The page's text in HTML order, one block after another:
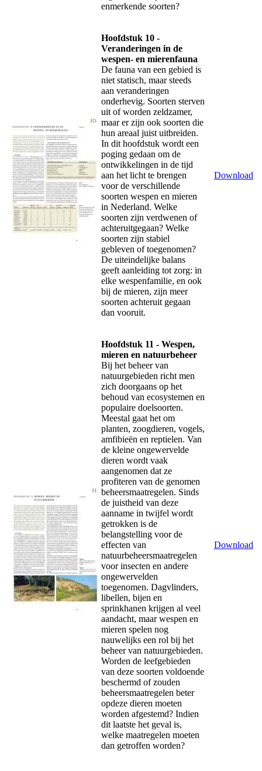
enmerkende soorten?
Hoofdstuk 10 -
Veranderingen in de
wespen- en mierenfauna
De fauna van een gebied is
niet statisch, maar steeds
aan veranderingen
onderhevig. Soorten sterven
uit of worden zeldzamer,
maar er zijn ook soorten die
hun areaal juist uitbreiden.
In dit hoofdstuk wordt een
poging gedaan om de
ontwikkelingen in de tijd
aan het licht te brengen
voor de verschillende
soorten wespen en mieren
in Nederland. Welke
soorten zijn verdwenen of
achteruitgegaan? Welke
soorten zijn stabiel
gebleven of toegenomen?
De uiteindelijke balans
geeft aanleiding tot zorg: in
elke wespenfamilie, en ook
bij de mieren, zijn meer
soorten achteruit gegaan
dan vooruit.
Download
Hoofdstuk 11 - Wespen,
mieren en natuurbeheer
Bij het beheer van
natuurgebieden richt men
zich doorgaans op het
behoud van ecosystemen en
populaire doelsoorten.
Meestal gaat het om
planten, zoogdieren, vogels,
amfibieën en reptielen. Van
de kleine ongewervelde
dieren wordt vaak
aangenomen dat ze
profiteren van de genomen
beheersmaatregelen. Sinds
de juistheid van deze
aanname in twijfel wordt
getrokken is de
belangstelling voor de
effecten van
natuurbeheersmaatregelen
voor insecten en andere
ongewervelden
toegenomen. Dagvlinders,
libellen, bijen en
sprinkhanen krijgen al veel
aandacht, maar wespen en
mieren spelen nog
nauwelijks een rol bij het
beheer van natuurgebieden.
Worden de leefgebieden
van deze soorten voldoende
beschermd of zouden
beheersmaatregelen beter
opdeze dieren moeten
worden afgestemd? Indien
dit laatste het geval is,
welke maatregelen moeten
dan getroffen worden?
Download